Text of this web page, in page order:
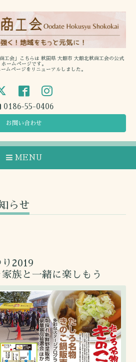
工会」こちらは 秋田県 大館市 大館北秋商工会の公式
ホームページです。
ムページをリニューアルしました。
0186-55-0406
お問い合わせ
MENU
らせ
2019
族と一緒に楽しもう